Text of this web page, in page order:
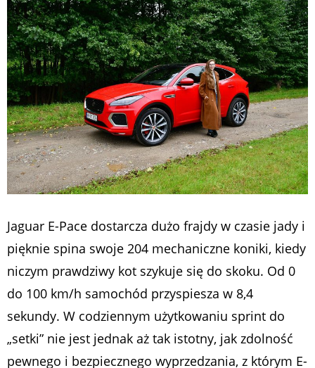
Jaguar E-Pace dostarcza dużo frajdy w czasie jady i
pięknie spina swoje 204 mechaniczne koniki, kiedy
niczym prawdziwy kot szykuje się do skoku. Od 0
do 100 km/h samochód przyspiesza w 8,4
sekundy. W codziennym użytkowaniu sprint do
„setki” nie jest jednak aż tak istotny, jak zdolność
pewnego i bezpiecznego wyprzedzania, z którym E-